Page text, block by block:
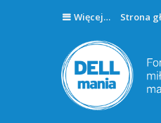
Więcej… Strona